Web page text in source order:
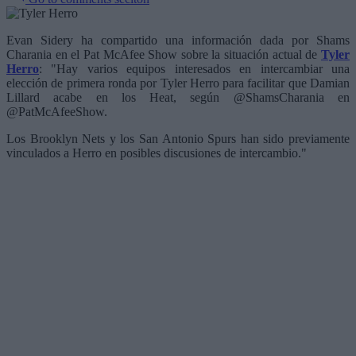
Evan Sidery ha compartido una información dada por Shams
Charania en el Pat McAfee Show sobre la situación actual de Tyler
Herro: "Hay varios equipos interesados en intercambiar una
elección de primera ronda por Tyler Herro para facilitar que Damian
Lillard acabe en los Heat, según @ShamsCharania en
@PatMcAfeeShow.
Los Brooklyn Nets y los San Antonio Spurs han sido previamente
vinculados a Herro en posibles discusiones de intercambio."